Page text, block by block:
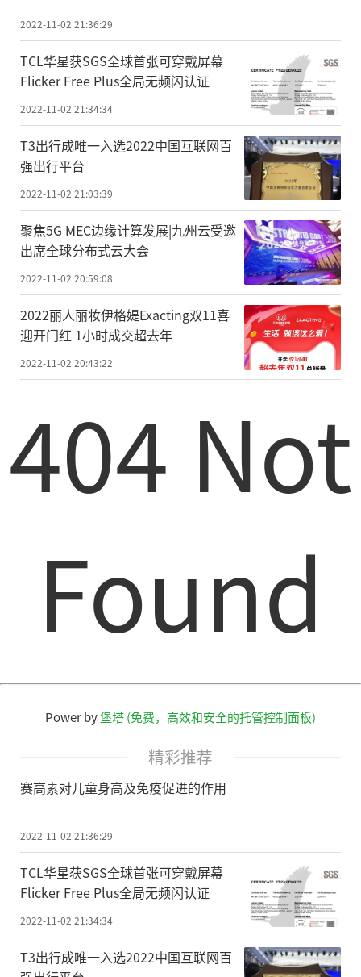
2022-11-02 21:36:29
TCL华星获SGS全球首张可穿戴屏幕
Flicker Free Plus全局无频闪认证
2022-11-02 21:34:34
T3出行成唯一入选2022中国互联网百
强出行平台
2022-11-02 21:03:39
聚焦5G MEC边缘计算发展|九州云受邀
出席全球分布式云大会
2022-11-02 20:59:08
2022丽人丽妆伊格媞Exacting双11喜
迎开门红 1小时成交超去年
2022-11-02 20:43:22
404 Not
Found
Power by堡塔 (免费，高效和安全的托管控制面板)
精彩推荐
赛高素对儿童身高及免疫促进的作用
2022-11-02 21:36:29
TCL华星获SGS全球首张可穿戴屏幕
Flicker Free Plus全局无频闪认证
2022-11-02 21:34:34
T3出行成唯一入选2022中国互联网百